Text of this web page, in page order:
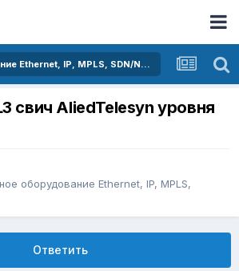
Активное оборудование Ethernet, IP, MPLS, SDN/NFV...
свич AliedTelesyn уровня
оборудование Ethernet, IP, MPLS,
Ответить